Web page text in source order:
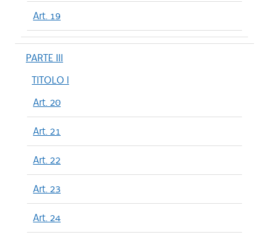
Art. 19
PARTE III
TITOLO I
Art. 20
Art. 21
Art. 22
Art. 23
Art. 24